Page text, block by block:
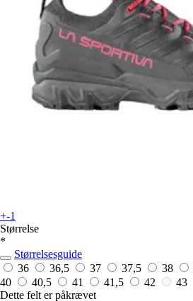
+-1
Størrelse
*
Størrelsesguide
36
36,5 37 37,5 38
40
40,5 41 41,5 42
43
Dette felt er påkrævet